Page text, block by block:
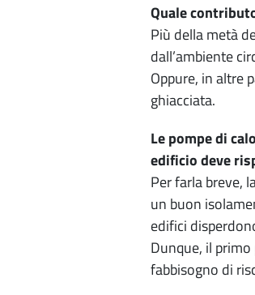
Quale
Più della metà
dall’ambiente
Oppure, in altre
ghiacciata.
Le pompe di
edificio deve
Per farla breve,
un buon
edifici
Dunque, il
fabbisogno di